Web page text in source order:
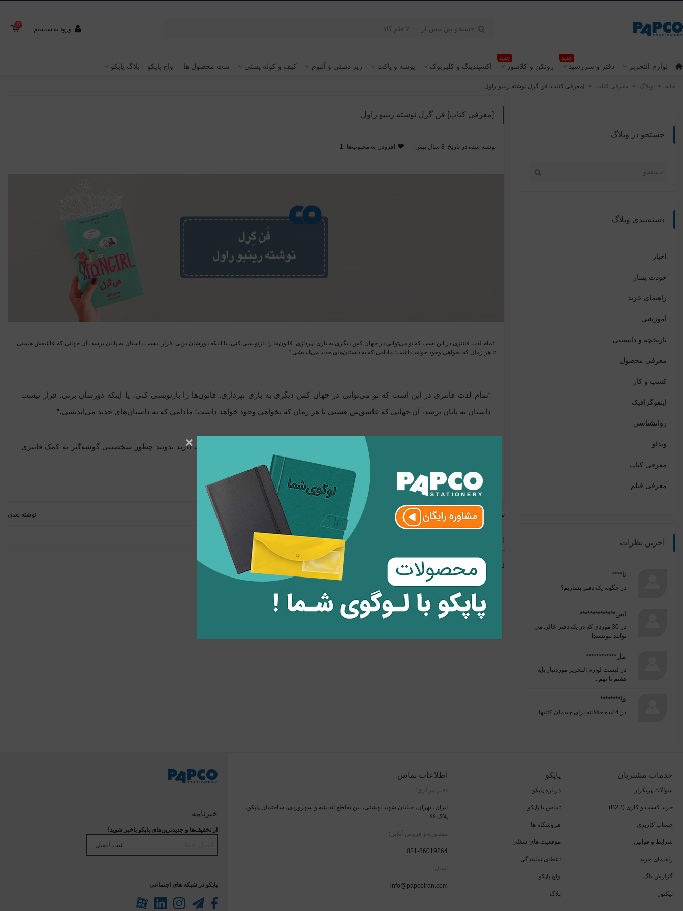
ورود به سیستم
0
لوازم التحریر دفتر و سررسید
جدید
زونکن و کلاسور
جدید
اکسپندینگ و کلیربوک پوشه و پاکت زیر دستی و آلبوم کیف و کوله پشتی ست محصول ها واچ پاپکو بلاگ پاپکو
خانه > وبلاگ > معرفی کتاب > [معرفی کتاب] فن گرل نوشته رینبو راول
جستجو در وبلاگ
دسته‌بندی وبلاگ
اخبار
خودت بساز
راهنمای خرید
آموزشی
تاریخچه و دانستنی
معرفی محصول
کسب و کار
اینفوگرافیک
روانشناسی
ویدئو
معرفی کتاب
معرفی فیلم
آخرین نظرات
نا****
در چگونه یک دفتر بسازیم؟
اس**************
در
30 موردی که در یک دفتر خالی می
توانید بنویسید!
مل************
در لیست لوازم التحریر موردنیاز پایه
هفتم تا نهم...
فا********
در 4 ایده خلاقانه برای چیدمان کتابها
[معرفی کتاب] فن گرل نوشته رینبو راول
نوشته شده در تاریخ 8 سال پیش افزودن به محبوب‌ها 1
“تمام لذت فانتزی در این است که تو می‌توانی در جهان کس دیگری به بازی بپردازی. قانون‌ها را بازنویسی کنی، یا اینکه دورشان بزنی. قرار نیست داستان به‌ پایان برسد، آن جهانی که عاشقش هستی
تا هر زمان که بخواهی وجود خواهد داشت؛ مادامی که به داستان‌های جدید می‌اندیشی.”
“تمام لذت فانتزی در این است که تو می‌توانی در جهان کس دیگری به بازی بپردازی. قانون‌ها را بازنویسی کنی، یا اینکه دورشان بزنی. قرار نیست
داستان به‌ پایان برسد، آن جهانی که عاشق‌ش هستی تا هر زمان که بخواهی وجود خواهد داشت؛ مادامی که به داستان‌های جدید می‌اندیشی.”
رینبو راول در کتاب فن‌گرل به خوبی ارزش خیال‌پردازی رو به رشته تحریر درآورده! اگر دوست دارید بدونید چطور شخصیتی گوشه‌گیر به کمک فانتزی
مشکلات دنیای واقعی خودش رو حل میکنه حتما کتاب پیشنهادی این هفته پاپکو رو بخونید!
نوشته قبلی نوشته بعدی
ارسال نظر
لطفا برای ارسال نظروارد شوید.
خدمات مشتریان
سوالات پرتکرار
خرید کسب و کاری (B2B)
حساب کاربری
شرایط و قوانین
راهنمای خرید
گزارش باگ
پیکتور
پاپکو
درباره پاپکو
تماس با پاپکو
فروشگاه ها
موقعیت های شغلی
اعطای نمایندگی
واچ پاپکو
بلاگ
اطلاعات تماس
دفتر مرکزی:
ایران، تهران، خیابان شهید بهشتی، بین تقاطع اندیشه و سهروردی، ساختمان پاپکو،
پلاک ۶۶
مشاوره و فروش آنلاین:
021-86019264
ایمیل:
info@papcoiran.com
خبرنامه
از تخفیف‌ها و جدیدترین‌های پاپکو باخبر شوید!
ثبت ایمیل
پاپکو در شبکه های اجتماعی
×